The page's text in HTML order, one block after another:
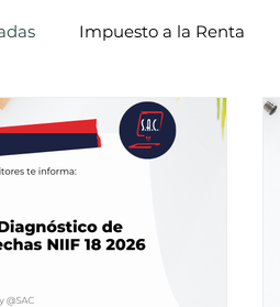
Impuesto a la Renta